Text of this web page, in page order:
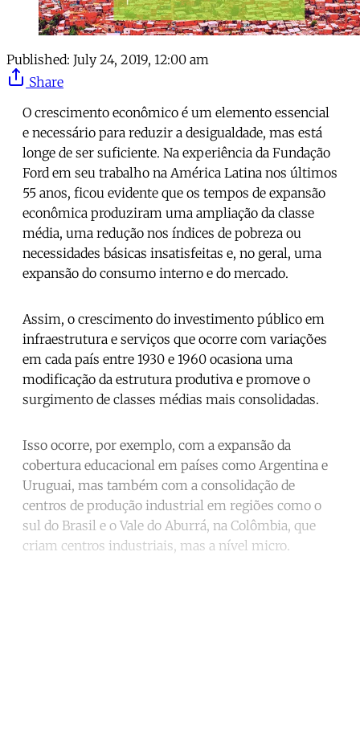
Published: July 24, 2019, 12:00 am
Share
O crescimento econômico é um elemento essencial
e necessário para reduzir a desigualdade, mas está
longe de ser suficiente. Na experiência da Fundação
Ford em seu trabalho na América Latina nos últimos
55 anos, ficou evidente que os tempos de expansão
econômica produziram uma ampliação da classe
média, uma redução nos índices de pobreza ou
necessidades básicas insatisfeitas e, no geral, uma
expansão do consumo interno e do mercado.
Assim, o crescimento do investimento público em
infraestrutura e serviços que ocorre com variações
em cada país entre 1930 e 1960 ocasiona uma
modificação da estrutura produtiva e promove o
surgimento de classes médias mais consolidadas.
Isso ocorre, por exemplo, com a expansão da
cobertura educacional em países como Argentina e
Uruguai, mas também com a consolidação de
centros de produção industrial em regiões como o
sul do Brasil e o Vale do Aburrá, na Colômbia, que
criam centros industriais, mas a nível micro.